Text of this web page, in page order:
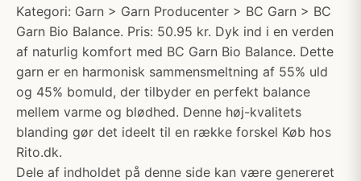
Kategori: Garn > Garn Producenter > BC Garn > BC
Garn Bio Balance. Pris: 50.95 kr. Dyk ind i en verden
af naturlig komfort med BC Garn Bio Balance. Dette
garn er en harmonisk sammensmeltning af 55% uld
og 45% bomuld, der tilbyder en perfekt balance
mellem varme og blødhed. Denne høj-kvalitets
blanding gør det ideelt til en række forskel Køb hos
Rito.dk.
Dele af indholdet på denne side kan være genereret